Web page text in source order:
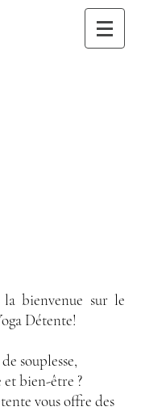
la bienvenue sur le
Détente!
souplesse,
bien-être ?
vous offre des